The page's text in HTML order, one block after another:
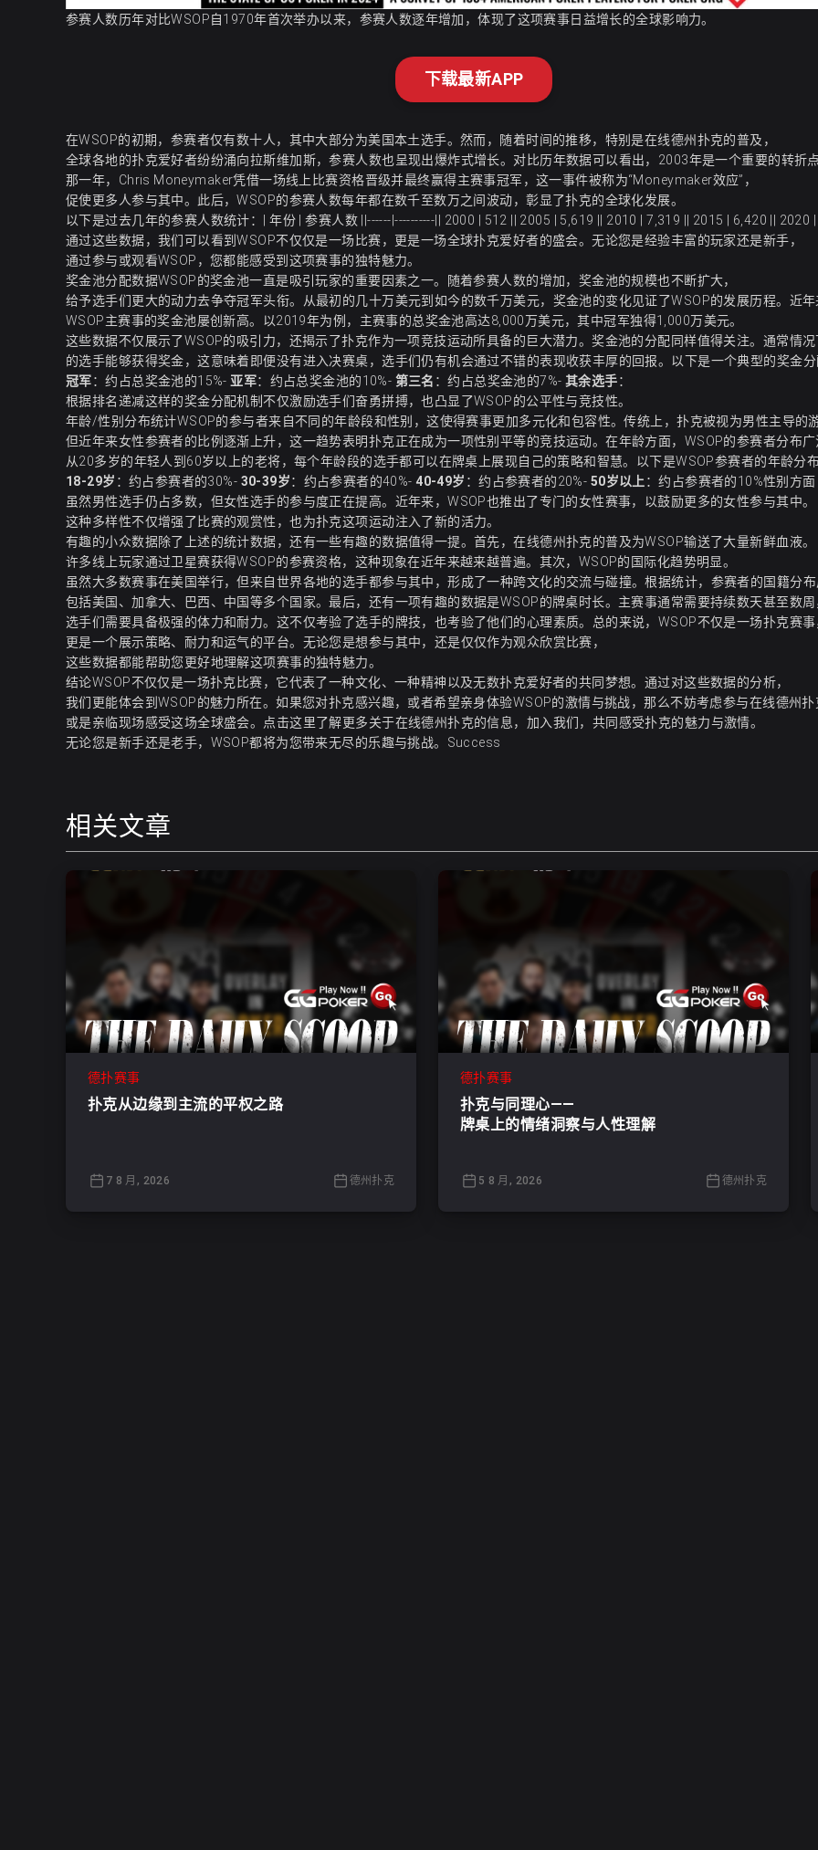
参赛人数历年对比WSOP自1970年首次举办以来，参赛人数逐年增加，体现了这项赛事日益增长的全球影响力。
下载最新APP
在WSOP的初期，参赛者仅有数十人，其中大部分为美国本土选手。然而，随着时间的推移，特别是在线德州扑克的普及，
全球各地的扑克爱好者纷纷涌向拉斯维加斯，参赛人数也呈现出爆炸式增长。对比历年数据可以看出，2003年是一个重要的转折
那一年，Chris Moneymaker凭借一场线上比赛资格晋级并最终赢得主赛事冠军，这一事件被称为“Moneymaker效应”，
促使更多人参与其中。此后，WSOP的参赛人数每年都在数千至数万之间波动，彰显了扑克的全球化发展。
以下是过去几年的参赛人数统计：| 年份 | 参赛人数 ||------|----------|| 2000 | 512 || 2005 | 5,619 || 2010 | 7,319 || 2015 | 6,420 || 2020
通过这些数据，我们可以看到WSOP不仅仅是一场比赛，更是一场全球扑克爱好者的盛会。无论您是经验丰富的玩家还是新手，
通过参与或观看WSOP，您都能感受到这项赛事的独特魅力。
奖金池分配数据WSOP的奖金池一直是吸引玩家的重要因素之一。随着参赛人数的增加，奖金池的规模也不断扩大，
给予选手们更大的动力去争夺冠军头衔。从最初的几十万美元到如今的数千万美元，奖金池的变化见证了WSOP的发展历程。近
WSOP主赛事的奖金池屡创新高。以2019年为例，主赛事的总奖金池高达8,000万美元，其中冠军独得1,000万美元。
这些数据不仅展示了WSOP的吸引力，还揭示了扑克作为一项竞技运动所具备的巨大潜力。奖金池的分配同样值得关注。通常情
的选手能够获得奖金，这意味着即便没有进入决赛桌，选手们仍有机会通过不错的表现收获丰厚的回报。以下是一个典型的奖金
冠军：约占总奖金池的15%-亚军：约占总奖金池的10%- 第三名 ：约占总奖金池的7%- 其余选手：
根据排名递减这样的奖金分配机制不仅激励选手们奋勇拼搏，也凸显了WSOP的公平性与竞技性。
年龄/性别分布统计WSOP的参与者来自不同的年龄段和性别，这使得赛事更加多元化和包容性。传统上，扑克被视为男性主导的
但近年来女性参赛者的比例逐渐上升，这一趋势表明扑克正在成为一项性别平等的竞技运动。在年龄方面，WSOP的参赛者分布
从20多岁的年轻人到60岁以上的老将，每个年龄段的选手都可以在牌桌上展现自己的策略和智慧。以下是WSOP参赛者的年龄分
18-29岁 ：约占参赛者的30%- 30-39岁：约占参赛者的40%- 40-49岁 ：约占参赛者的20%- 50岁以上：约占参赛者的10%性别方
虽然男性选手仍占多数，但女性选手的参与度正在提高。近年来，WSOP也推出了专门的女性赛事，以鼓励更多的女性参与其中。
这种多样性不仅增强了比赛的观赏性，也为扑克这项运动注入了新的活力。
有趣的小众数据除了上述的统计数据，还有一些有趣的数据值得一提。首先，在线德州扑克的普及为WSOP输送了大量新鲜血液。
许多线上玩家通过卫星赛获得WSOP的参赛资格，这种现象在近年来越来越普遍。其次，WSOP的国际化趋势明显。
虽然大多数赛事在美国举行，但来自世界各地的选手都参与其中，形成了一种跨文化的交流与碰撞。根据统计，参赛者的国籍分
包括美国、加拿大、巴西、中国等多个国家。最后，还有一项有趣的数据是WSOP的牌桌时长。主赛事通常需要持续数天甚至数周
选手们需要具备极强的体力和耐力。这不仅考验了选手的牌技，也考验了他们的心理素质。总的来说，WSOP不仅是一场扑克赛事
更是一个展示策略、耐力和运气的平台。无论您是想参与其中，还是仅仅作为观众欣赏比赛，
这些数据都能帮助您更好地理解这项赛事的独特魅力。
结论WSOP不仅仅是一场扑克比赛，它代表了一种文化、一种精神以及无数扑克爱好者的共同梦想。通过对这些数据的分析，
我们更能体会到WSOP的魅力所在。如果您对扑克感兴趣，或者希望亲身体验WSOP的激情与挑战，那么不妨考虑参与在线德州
或是亲临现场感受这场全球盛会。 点击这里了解更多关于在线德州扑克的信息，加入我们，共同感受扑克的魅力与激情。
无论您是新手还是老手，WSOP都将为您带来无尽的乐趣与挑战。Success
相关文章
德扑赛事
扑克从边缘到主流的平权之路
7 8 月, 2026 德州扑克
德扑赛事
扑克与同理心——
牌桌上的情绪洞察与人性理解
5 8 月, 2026 德州扑克